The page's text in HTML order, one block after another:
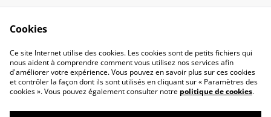
Contact Us
Legal Terms
Privacy Policy
Cookie Policy
Cookies
Ce site Internet utilise des cookies. Les cookies sont de petits fichiers qui
nous aident à comprendre comment vous utilisez nos services afin
d'améliorer votre expérience. Vous pouvez en savoir plus sur ces cookies
et contrôler la façon dont ils sont utilisés en cliquant sur « Paramètres des
cookies ». Vous pouvez également consulter notre politique de cookies.